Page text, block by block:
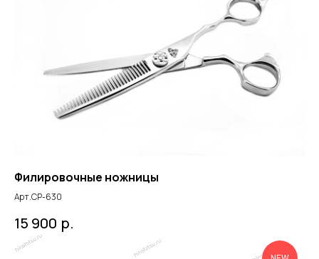
Филировочные ножницы
Арт.СР-630
15 900 р.